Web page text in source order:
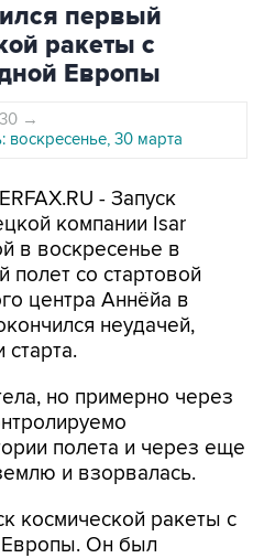
первый
ракеты с
Европы
→
30 марта
- Запуск
компании Isar
в воскресенье в
полет со стартовой
центра Аннёйа в
неудачей,
старта.
но примерно через
полета и через еще
и взорвалась.
космической ракеты с
Европы. Он был